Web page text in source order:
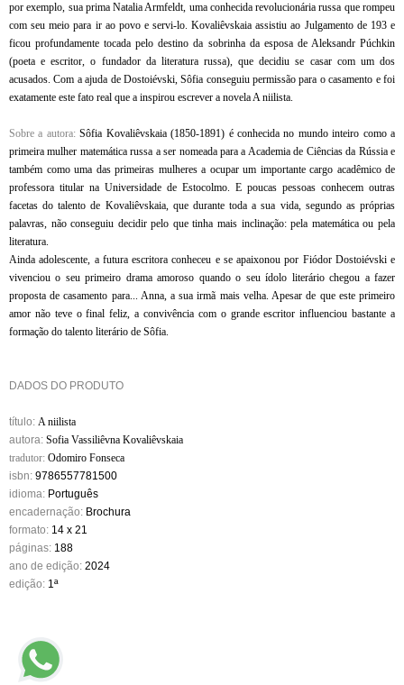
por exemplo, sua prima Natalia Armfeldt, uma conhecida revolucionária russa que rompeu
com seu meio para ir ao povo e servi-lo. Kovaliêvskaia assistiu ao Julgamento de 193 e
ficou profundamente tocada pelo destino da sobrinha da esposa de Aleksandr Púchkin
(poeta e escritor, o fundador da literatura russa), que decidiu se casar com um dos
acusados. Com a ajuda de Dostoiévski, Sôfia conseguiu permissão para o casamento e foi
exatamente este fato real que a inspirou escrever a novela A niilista.
Sobre a autora:Sôfia Kovaliêvskaia (1850-1891) é conhecida no mundo inteiro como a
primeira mulher matemática russa a ser nomeada para a Academia de Ciências da Rússia e
também como uma das primeiras mulheres a ocupar um importante cargo acadêmico de
professora titular na Universidade de Estocolmo. E poucas pessoas conhecem outras
facetas do talento de Kovaliêvskaia, que durante toda a sua vida, segundo as próprias
palavras, não conseguiu decidir pelo que tinha mais inclinação: pela matemática ou pela
literatura.
Ainda adolescente, a futura escritora conheceu e se apaixonou por Fiódor Dostoiévski e
vivenciou o seu primeiro drama amoroso quando o seu ídolo literário chegou a fazer
proposta de casamento para... Anna, a sua irmã mais velha. Apesar de que este primeiro
amor não teve o final feliz, a convivência com o grande escritor influenciou bastante a
formação do talento literário de Sôfia.
DADOS DO PRODUTO
título: A niilista
autora: Sofia Vassiliêvna Kovaliêvskaia
tradutor: Odomiro Fonseca
isbn: 9786557781500
idioma: Português
encadernação: Brochura
formato: 14 x 21
páginas: 188
ano de edição: 2024
edição: 1ª